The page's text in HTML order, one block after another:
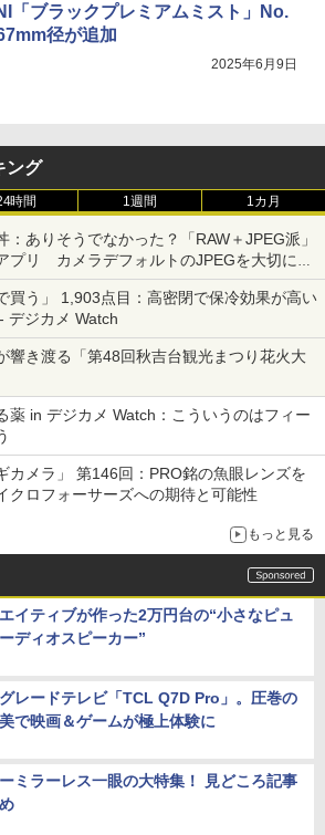
「ブラックプレミアムミスト」No.
径が追加
2025年6月9日
ング
時間 1週間 1カ月
：ありそうでなかった？「RAW＋JPEG派」
プリ カメラデフォルトのJPEGを大切にす
買う」 1,903点目：高密閉で保冷効果が高い
デジカメ Watch
響き渡る「第48回秋吉台観光まつり花火大
薬 in デジカメ Watch：こういうのはフィー
カメラ」 第146回：PRO銘の魚眼レンズを
クロフォーサーズへの期待と可能性
もっと見る
イティブが作った2万円台の“小さなピュ
ディオスピーカー”
レードテレビ「TCL Q7D Pro」。圧巻の
で映画＆ゲームが極上体験に
ミラーレス一眼の大特集！ 見どころ記事